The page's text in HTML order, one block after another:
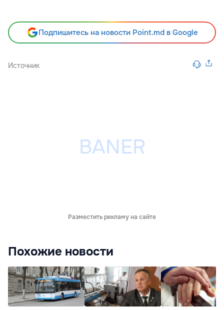
Подпишитесь на новости Point.md в Google
Источник
Разместить рекламу на сайте
Похожие новости